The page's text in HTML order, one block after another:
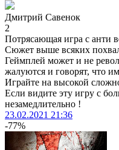
Дмитрий Савенок
2
Потрясающая игра с анти
Сюжет выше всяких
Геймплей может и не
жалуются и говорят, что
Играйте на высокой
Если видите эту игру с
незамедлительно !
23.02.2021 21:36
-77%